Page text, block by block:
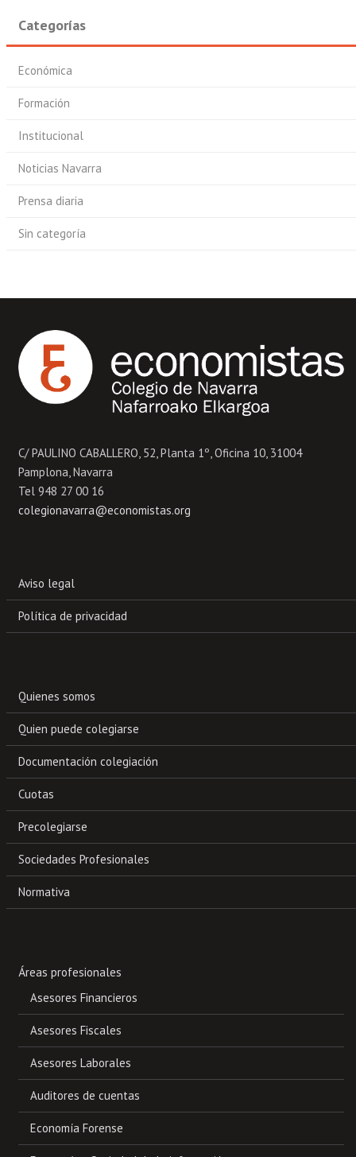
Categorías
Económica
Formación
Institucional
Noticias Navarra
Prensa diaria
Sin categoría
C/ PAULINO CABALLERO, 52, Planta 1º, Oficina 10, 31004
Pamplona, Navarra
Tel 948 27 00 16
colegionavarra@economistas.org
Aviso legal
Política de privacidad
Quienes somos
Quien puede colegiarse
Documentación colegiación
Cuotas
Precolegiarse
Sociedades Profesionales
Normativa
Áreas profesionales
Asesores Financieros
Asesores Fiscales
Asesores Laborales
Auditores de cuentas
Economía Forense